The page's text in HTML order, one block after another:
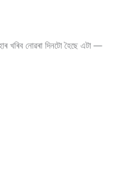
খৰিব নোৱৰা দিনটো হৈছে এটা —